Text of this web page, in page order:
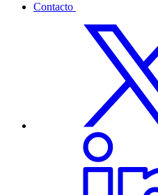
Contacto